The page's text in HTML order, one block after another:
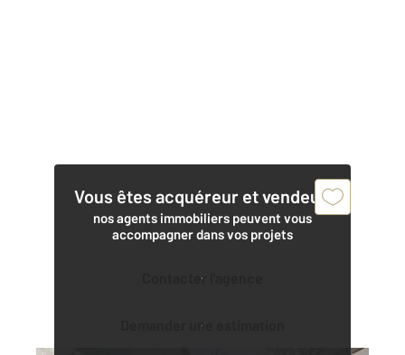
Vous êtes acquéreur et vendeur,
nos agents immobiliers peuvent vous
accompagner dans vos projets
Contacter l'agence
Demander une estimation